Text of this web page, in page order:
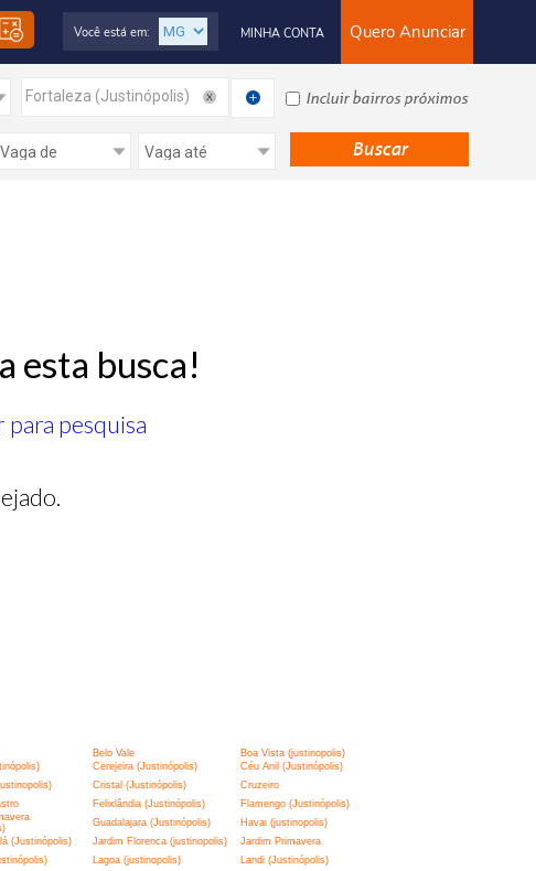
Quero Anunciar
MINHA CONTA
Você está em:
Fortaleza (Justinópolis) Incluir bairros próximos
esta busca!
para pesquisa
Belo Vale
Boa Vista (justinopolis)
Cerejeira (Justinópolis)
Céu Anil (Justinópolis)
Cristal (Justinópolis)
Cruzeiro
Felixlândia (Justinópolis)
Flamengo (Justinópolis)
Guadalajara (Justinópolis)
Havai (justinopolis)
(Justinópolis) Jardim Florenca (justinopolis)
Jardim Primavera
Lagoa (justinopolis)
Landi (Justinópolis)